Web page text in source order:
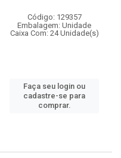
Código: 129357
Embalagem: Unidade
Caixa Com: 24 Unidade(s)
Faça seu login ou
cadastre-se para
comprar.